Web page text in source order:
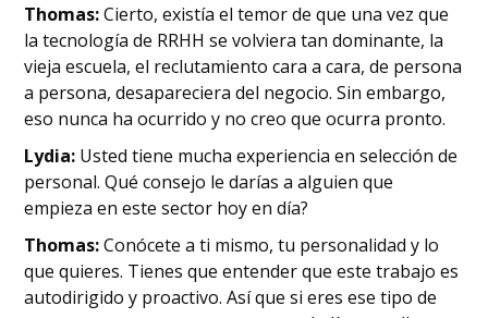
Thomas:Cierto, existía el temor de que una vez que
la tecnología de RRHH se volviera tan dominante, la
vieja escuela, el reclutamiento cara a cara, de persona
a persona, desapareciera del negocio. Sin embargo,
eso nunca ha ocurrido y no creo que ocurra pronto.
Lydia: Usted tiene mucha experiencia en selección de
personal. Qué consejo le darías a alguien que
empieza en este sector hoy en día?
Thomas:Conócete a ti mismo, tu personalidad y lo
que quieres. Tienes que entender que este trabajo es
autodirigido y proactivo. Así que si eres ese tipo de